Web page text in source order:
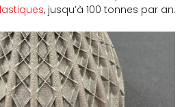
, jusqu’à 100 tonnes par an.